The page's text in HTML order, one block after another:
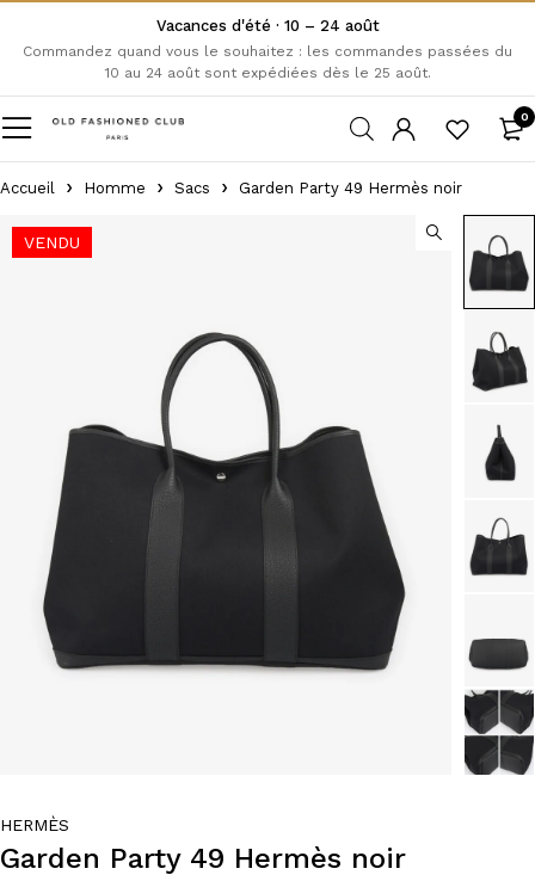
Vacances d'été · 10 – 24 août
Commandez quand vous le souhaitez : les commandes passées du
10 au 24 août sont expédiées dès le 25 août.
0
Accueil Homme Sacs Garden Party 49 Hermès noir
VENDU
HERMÈS
Garden Party 49 Hermès noir